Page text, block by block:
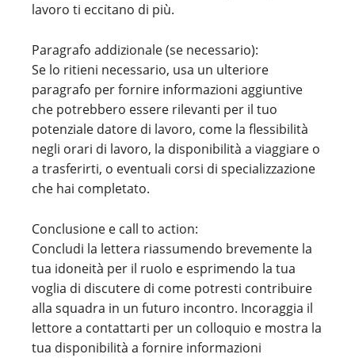
lavoro ti eccitano di più.
Paragrafo addizionale (se necessario):
Se lo ritieni necessario, usa un ulteriore
paragrafo per fornire informazioni aggiuntive
che potrebbero essere rilevanti per il tuo
potenziale datore di lavoro, come la flessibilità
negli orari di lavoro, la disponibilità a viaggiare o
a trasferirti, o eventuali corsi di specializzazione
che hai completato.
Conclusione e call to action:
Concludi la lettera riassumendo brevemente la
tua idoneità per il ruolo e esprimendo la tua
voglia di discutere di come potresti contribuire
alla squadra in un futuro incontro. Incoraggia il
lettore a contattarti per un colloquio e mostra la
tua disponibilità a fornire informazioni